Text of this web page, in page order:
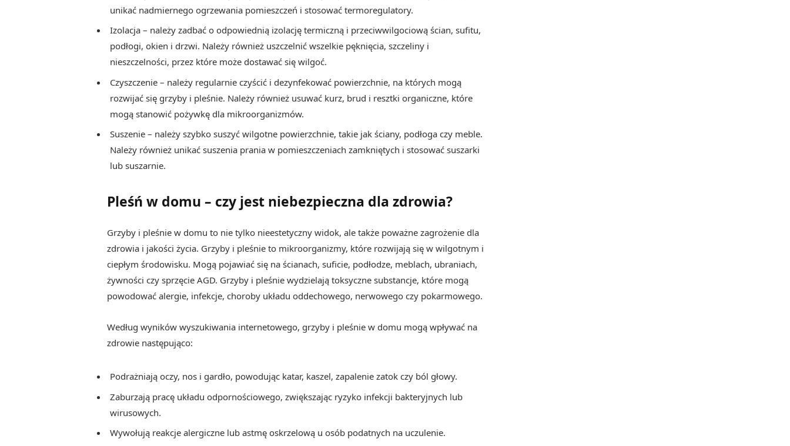
unikać nadmiernego ogrzewania pomieszczeń i stosować termoregulatory.
Izolacja – należy zadbać o odpowiednią izolację termiczną i przeciwwilgociową ścian, sufitu,
podłogi, okien i drzwi. Należy również uszczelnić wszelkie pęknięcia, szczeliny i
nieszczelności, przez które może dostawać się wilgoć.
Czyszczenie – należy regularnie czyścić i dezynfekować powierzchnie, na których mogą
rozwijać się grzyby i pleśnie. Należy również usuwać kurz, brud i resztki organiczne, które
mogą stanowić pożywkę dla mikroorganizmów.
Suszenie – należy szybko suszyć wilgotne powierzchnie, takie jak ściany, podłoga czy meble.
Należy również unikać suszenia prania w pomieszczeniach zamkniętych i stosować suszarki
lub suszarnie.
Pleśń w domu – czy jest niebezpieczna dla zdrowia?
Grzyby i pleśnie w domu to nie tylko nieestetyczny widok, ale także poważne zagrożenie dla
zdrowia i jakości życia. Grzyby i pleśnie to mikroorganizmy, które rozwijają się w wilgotnym i
ciepłym środowisku. Mogą pojawiać się na ścianach, suficie, podłodze, meblach, ubraniach,
żywności czy sprzęcie AGD. Grzyby i pleśnie wydzielają toksyczne substancje, które mogą
powodować alergie, infekcje, choroby układu oddechowego, nerwowego czy pokarmowego.
Według wyników wyszukiwania internetowego, grzyby i pleśnie w domu mogą wpływać na
zdrowie następująco:
Podrażniają oczy, nos i gardło, powodując katar, kaszel, zapalenie zatok czy ból głowy.
Zaburzają pracę układu odpornościowego, zwiększając ryzyko infekcji bakteryjnych lub
wirusowych.
Wywołują reakcje alergiczne lub astmę oskrzelową u osób podatnych na uczulenie.